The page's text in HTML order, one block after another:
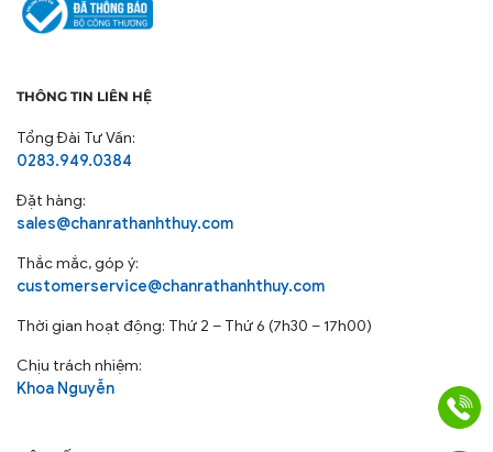
Độ Bền Cao: Được sản xuất từ các loại vải chất lượng, áo
giặt cao và môi trường sử dụng thường xuyên, đảm bảo
tuổi thọ sản phẩm lâu dài, phù hợp với nhu cầu của các
khu tập thể, khách sạn công nghiệp.
Dễ Dàng Vệ Sinh: Bề mặt vải trơn mịn, ít bám bụi bẩn,
THÔNG TIN LIÊN HỆ
Tổng Đài Tư Vấn:
0283.949.0384
Đặt hàng:
sales@chanrathanhthuy.com
Thắc mắc, góp ý:
customerservice@chanrathanhthuy.com
Thời gian hoạt động: Thứ 2 – Thứ 6 (7h30 – 17h00)
Chịu trách nhiệm:
Khoa Nguyễn